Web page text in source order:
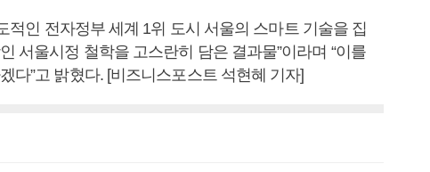
적인 전자정부 세계 1위 도시 서울의 스마트 기술을 집
서울시정 철학을 고스란히 담은 결과물”이라며 “이를
다”고 밝혔다. [비즈니스포스트 석현혜 기자]